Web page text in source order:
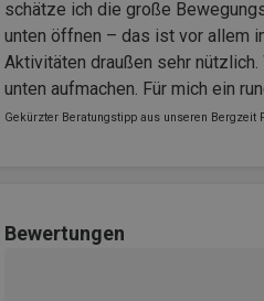
schätze ich die große
unten öffnen – das ist vor allem
Aktivitäten draußen sehr
unten aufmachen. Für mich ein
Gekürzter Beratungstipp aus unseren Bergzeit
Bewertungen